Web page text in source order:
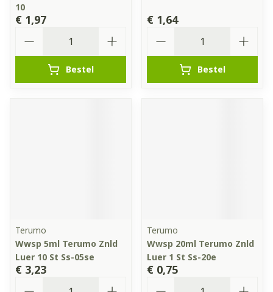
10
€ 1,97
Bestel
€ 1,64
Bestel
Terumo
Wwsp 5ml Terumo Znld
Luer 10 St Ss-05se
€ 3,23
Terumo
Wwsp 20ml Terumo Znld
Luer 1 St Ss-20e
€ 0,75